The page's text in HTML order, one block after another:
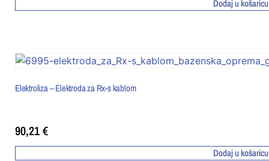
Dodaj u košaricu
Elektroliza – Elektroda za Rx-s kablom
90,21€
Dodaj u košaricu